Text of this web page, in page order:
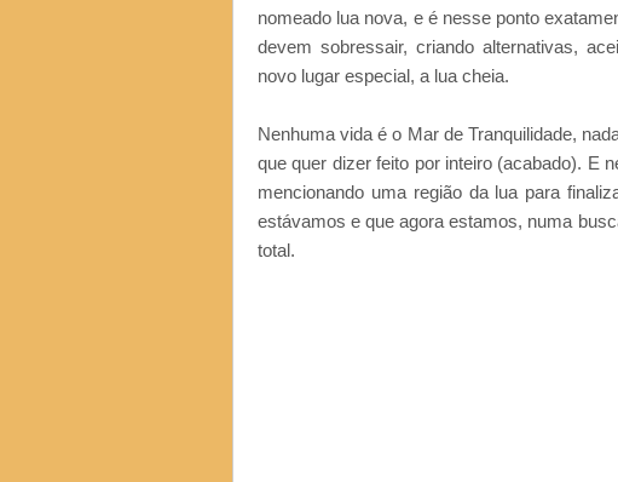
nomeado lua nova, e é nesse ponto
devem sobressair, criando alternativas,
novo lugar especial, a lua cheia.
Nenhuma vida é o Mar de Tranquilidade,
que quer dizer feito por inteiro (acabado). E
mencionando uma região da lua para
estávamos e que agora estamos, numa
total.